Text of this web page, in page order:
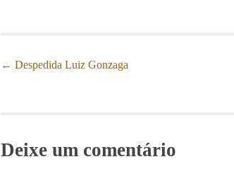
Post
← Despedida Luiz Gonzaga
Deixe um comentário